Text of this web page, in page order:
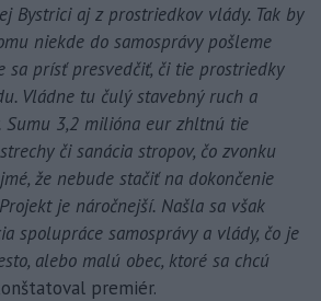
Bystrici aj z prostriedkov vlády. Tak by
niekde do samosprávy pošleme
sa prísť presvedčiť, či tie prostriedky
Vládne tu čulý stavebný ruch a
Sumu 3,2 milióna eur zhltnú tie
či sanácia stropov, čo zvonku
že nebude stačiť na dokončenie
je náročnejší. Našla sa však
spolupráce samosprávy a vlády, čo je
alebo malú obec, ktoré sa chcú
premiér.